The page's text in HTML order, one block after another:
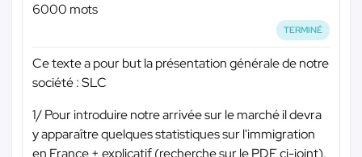
6000 mots
TERMINÉ
Ce texte a pour but la présentation générale de notre
société : SLC
1/ Pour introduire notre arrivée sur le marché il devra
y apparaître quelques statistiques sur l'immigration
en France + explicatif (recherche sur le PDF ci-joint).